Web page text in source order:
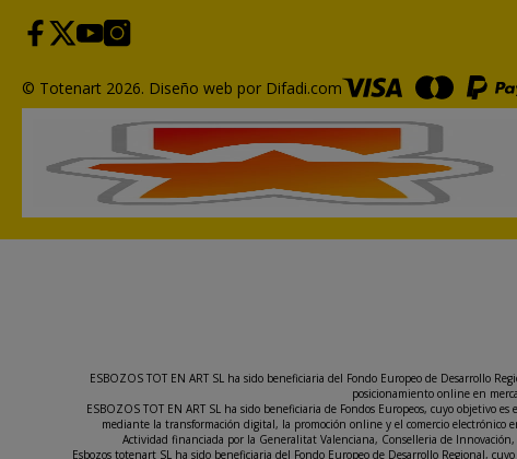
© Totenart 2026. Diseño web por Difadi.com
ESBOZOS TOT EN ART SL ha sido beneficiaria del Fondo Europeo de Desarrollo
posicionamiento online en
ESBOZOS TOT EN ART SL ha sido beneficiaria de Fondos Europeos, cuyo objetivo
mediante la transformación digital, la promoción online y el comercio electrónico
Actividad financiada por la Generalitat Valenciana, Conselleria de
Esbozos totenart SL ha sido beneficiaria del Fondo Europeo de Desarrollo Regional,